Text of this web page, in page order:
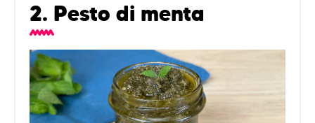
2. Pesto di menta